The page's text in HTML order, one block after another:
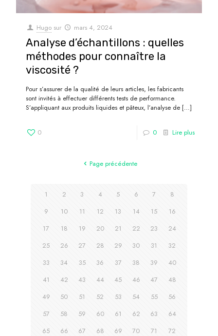
Hugo sur mars 4, 2024
Analyse d’échantillons : quelles
méthodes pour connaître la
viscosité ?
Pour s’assurer de la qualité de leurs articles, les fabricants
sont invités à effectuer différents tests de performance.
S’appliquant aux produits liquides et pâteux, l’analyse de […]
0 0 Lire plus
Page précédente
1 2 3 4 5 6 7
8
9
10 11 12 13 14 15
16
17
18 19 20 21 22 23
24
25
26 27 28 29 30 31
32
33
34 35 36 37 38 39
40
41
42 43 44 45 46 47
48
49
50 51 52 53 54 55
56
57
58 59 60 61 62 63
64
65
66 67 68 69 70 71
72